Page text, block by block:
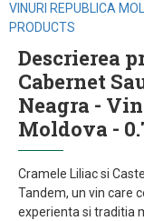
VINURI REPUBLICA
PRODUCTS
Descrierea
Cabernet
Neagra -
Moldova -
Cramele Liliac si
Tandem, un vin care
experienta si traditia